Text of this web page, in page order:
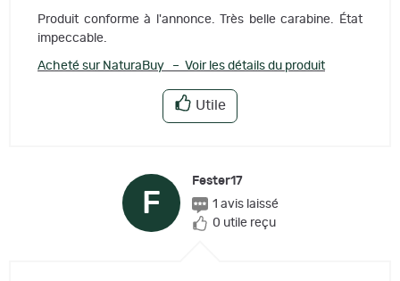
Produit conforme à l'annonce. Très belle carabine. État
impeccable.
Acheté sur NaturaBuy – Voir les détails du produit
Utile
F
Fester17
1 avis laissé
0 utile reçu